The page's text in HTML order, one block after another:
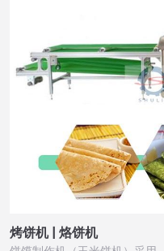
烤饼机 | 烙饼机